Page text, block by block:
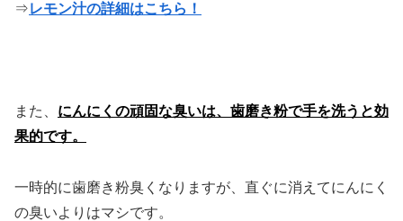
⇒レモン汁の詳細はこちら！
また、 にんにくの頑固な臭いは、歯磨き粉で手を洗うと効
果的です。
一時的に歯磨き粉臭くなりますが、直ぐに消えてにんにく
の臭いよりはマシです。